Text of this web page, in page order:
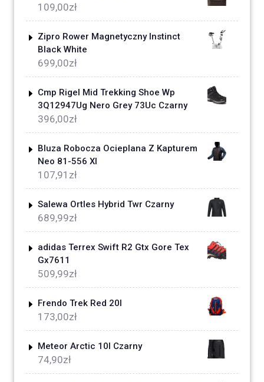
109,00zł
Zipro Rower Magnetyczny Instinct
Black White
699,00zł
Cmp Rigel Mid Trekking Shoe Wp
3Q12947Ug Nero Grey 73Uc Czarny
396,00zł
Bluza Robocza Ocieplana Z Kapturem
Neo 81-556 Xl
107,91 zł
Salewa Ortles Hybrid Twr Czarny
689,99zł
adidas Terrex Swift R2 Gtx Gore Tex
Gx7611
509,99zł
Frendo Trek Red 20l
173,00zł
Meteor Arctic 10l Czarny
74,90zł